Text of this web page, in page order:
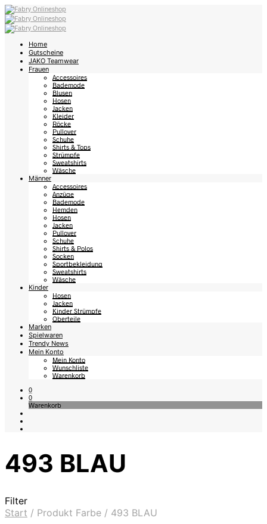
Home
Gutscheine
JAKO Teamwear
Frauen
Accessoires
Bademode
Blusen
Hosen
Jacken
Kleider
Röcke
Pullover
Schuhe
Shirts & Tops
Strümpfe
Sweatshirts
Wäsche
Männer
Accessoires
Anzüge
Bademode
Hemden
Hosen
Jacken
Pullover
Schuhe
Shirts & Polos
Socken
Sportbekleidung
Sweatshirts
Wäsche
Kinder
Hosen
Jacken
Kinder Strümpfe
Oberteile
Marken
Spielwaren
Trendy News
Mein Konto
Mein Konto
Wunschliste
Warenkorb
0
0
Warenkorb
493 BLAU
Filter
Start / Produkt Farbe / 493 BLAU